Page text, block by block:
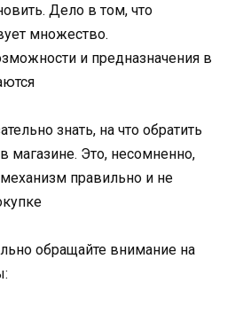
Дело в том, что
множество.
и предназначения в
знать, на что обратить
магазине. Это, несомненно,
правильно и не
обращайте внимание на